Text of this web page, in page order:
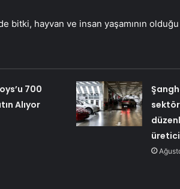
bitki, hayvan ve insan yaşamının
700
Alıyor